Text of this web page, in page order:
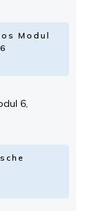
Modul
6,